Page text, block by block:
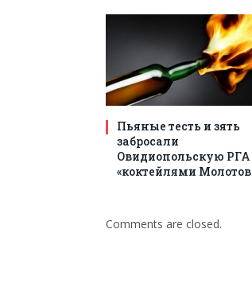
Пьяные тесть и зять
забросали
Овидиопольскую РГА
«коктейлями
Comments are closed.